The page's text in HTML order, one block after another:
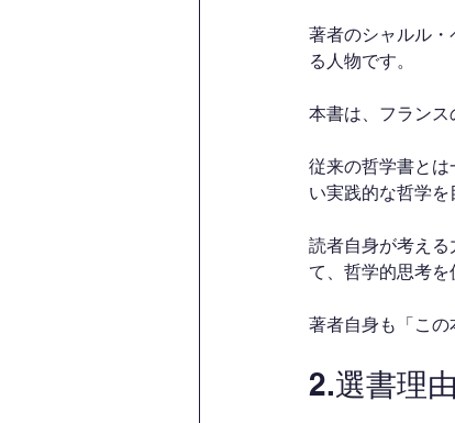
著者のシャルル
る人物です。
本書は、フランス
従来の哲学書と
い実践的な哲学を
読者自身が考え
て、哲学的思考を
著者自身も「この
2.選書理由